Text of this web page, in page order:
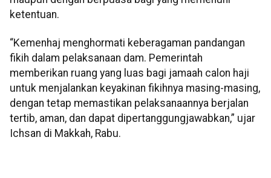
ketentuan.
“Kemenhaj menghormati keberagaman pandangan
fikih dalam pelaksanaan dam. Pemerintah
memberikan ruang yang luas bagi jamaah calon haji
untuk menjalankan keyakinan fikihnya masing-masing,
dengan tetap memastikan pelaksanaannya berjalan
tertib, aman, dan dapat dipertanggungjawabkan,” ujar
Ichsan di Makkah, Rabu.